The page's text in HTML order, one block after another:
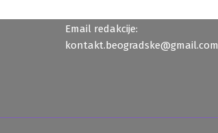
Email redakcije:
kontakt.beogradske@gmail.com